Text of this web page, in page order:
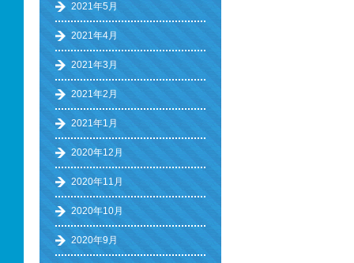
2021年5月
2021年4月
2021年3月
2021年2月
2021年1月
2020年12月
2020年11月
2020年10月
2020年9月